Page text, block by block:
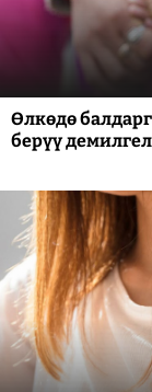
Өлкөдө
берүү